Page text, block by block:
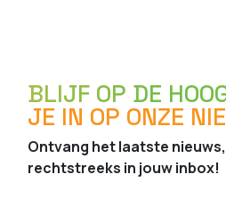
BLIJF OP DE
JE IN OP ONZE
Ontvang het laatste
rechtstreeks in jouw inbox!